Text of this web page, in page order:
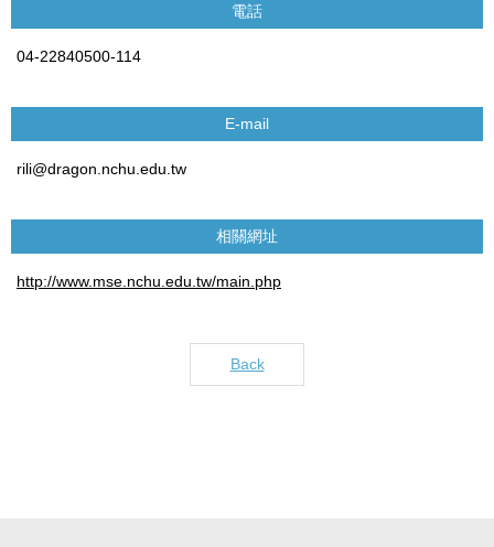
電話
04-22840500-114
E-mail
rili@dragon.nchu.edu.tw
相關網址
http://www.mse.nchu.edu.tw/main.php
Back